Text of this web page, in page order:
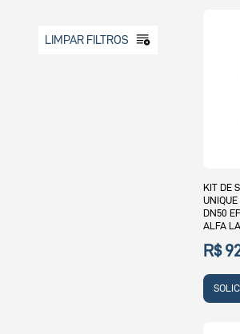
LIMPAR FILTROS
KIT DE
DN50
ALFA
R$